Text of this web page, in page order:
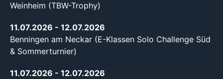
Weinheim (TBW-Trophy)
11.07.2026 - 12.07.2026
Benningen am Neckar (E-Klassen Solo Challenge Süd
& Sommerturnier)
11.07.2026 - 12.07.2026